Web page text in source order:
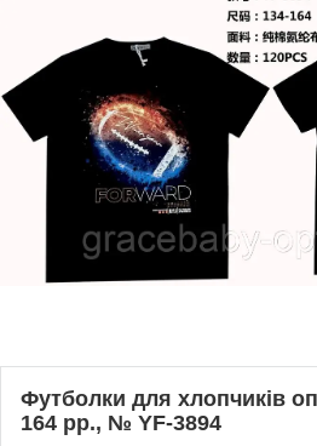
Футболки для хлопчиків
164 рр., № YF-3894